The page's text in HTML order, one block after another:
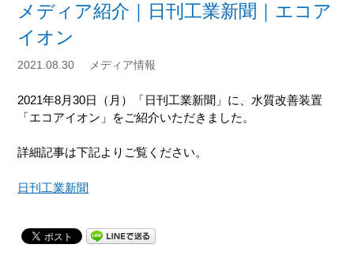
メディア紹介｜日刊工業新聞｜エコア
イオン
2021.08.30 メディア情報
2021年8月30日（月）「日刊工業新聞」に、水質改善装置
「エコアイオン」をご紹介いただきました。
詳細記事は下記よりご覧ください。
日刊工業新聞